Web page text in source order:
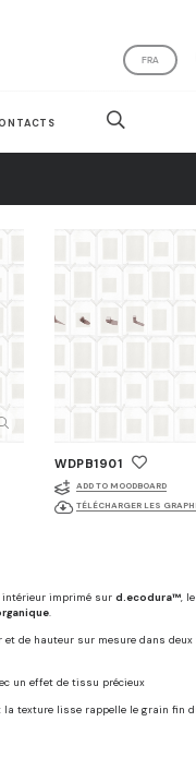
FRA
WDPB1901
ADD TO MOODBOARD
TÉLÉCHARGER LES
intérieur imprimé sur d.ecodura™,
.
et de hauteur sur mesure dans
un effet de tissu précieux
la texture lisse rappelle le grain fin